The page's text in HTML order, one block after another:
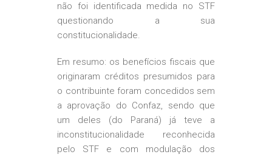
não foi identificada medida no STF
questionando a sua
constitucionalidade.
Em resumo: os benefícios fiscais que
originaram créditos presumidos para
o contribuinte foram concedidos sem
a aprovação do Confaz, sendo que
um deles (do Paraná) já teve a
inconstitucionalidade reconhecida
pelo STF e com modulação dos